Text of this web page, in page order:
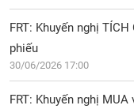
FRT: Khuyến nghị
phiếu
30/06/2026 17:00
FRT: Khuyến nghị